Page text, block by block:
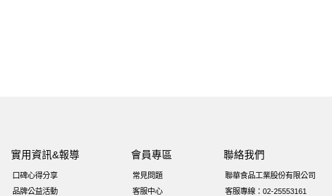
實用資訊&報導
口碑心得分享
品牌公益活動
會員專區
常見問題
客服中心
聯絡我們
聯華食品工業股份有限公司
客服專線：02-25553161